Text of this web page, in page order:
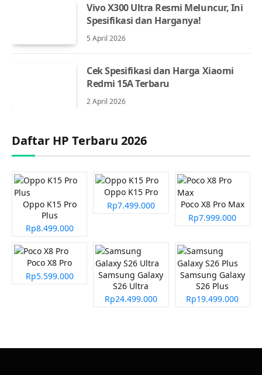
Vivo X300 Ultra Resmi Meluncur, Ini
Spesifikasi dan Harganya!
5 April 2026
Cek Spesifikasi dan Harga Xiaomi
Redmi 15A Terbaru
2 April 2026
Daftar HP Terbaru 2026
Oppo K15 Pro
Plus
Rp8.499.000
Oppo K15 Pro
Rp7.499.000
Poco X8 Pro Max
Rp7.999.000
Poco X8 Pro
Rp5.599.000
Samsung Galaxy
S26 Ultra
Rp24.499.000
Samsung Galaxy
S26 Plus
Rp19.499.000